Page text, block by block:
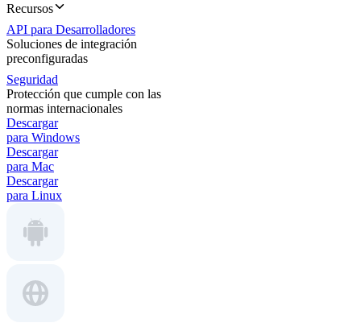
Recursos
API para Desarrolladores
Soluciones de integración
preconfiguradas
Seguridad
Protección que cumple con las
normas internacionales
Descargar
para Windows
Descargar
para Mac
Descargar
para Linux